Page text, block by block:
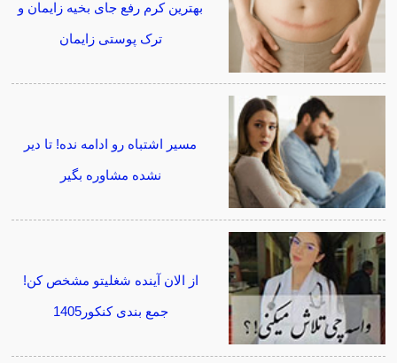
بهترین کرم رفع جای بخیه زایمان و
ترک پوستی زایمان
مسیر اشتباه رو ادامه نده! تا دیر
نشده مشاوره بگیر
از الان آینده شغلیتو مشخص کن!
جمع بندی کنکور1405